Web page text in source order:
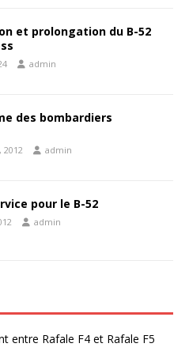
et prolongation du B-52
admin
des bombardiers
admin
pour le B-52
admin
entre Rafale F4 et Rafale F5